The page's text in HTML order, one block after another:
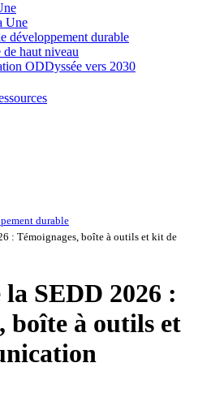
Une
développement durable
haut niveau
ODDyssée vers 2030
durable
: Témoignages, boîte à outils et kit de
SEDD 2026 :
boîte à outils et